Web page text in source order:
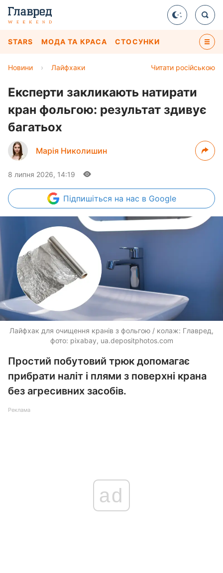
STARS МОДА ТА КРАСА СТОСУНКИ
Читати російською
Новини › Лайфхаки
Експерти закликають натирати
кран фольгою: результат здивує
багатьох
Марія Николишин
8 липня 2026, 14:19
Підпишіться на нас в Google
Лайфхак для очищення кранів з фольгою / колаж: Главред,
фото: pixabay, ua.depositphotos.com
Простий побутовий трюк допомагає
прибрати наліт і плями з поверхні крана
без агресивних засобів.
Реклама
ad